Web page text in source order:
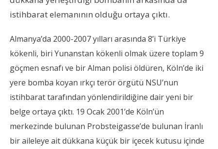
istihbarat elemanının olduğu ortaya çıktı.
Almanya’da 2000-2007 yılları arasında 8’i Türkiye
kökenli, biri Yunanstan kökenli olmak üzere toplam 9
göçmen esnafı ve bir Alman polisi öldüren, Köln’de iki
yere bomba koyan ırkçı terör örgütü NSU’nun
istihbarat tarafından yönlendirildiğine dair yeni bir
belge ortaya çıktı. 19 Ocak 2001’de Köln’ün
merkezinde bulunan Probsteigasse’de bulunan İranlı
bir aileleye ait dükkana küçük bir içecek kutusu içinde